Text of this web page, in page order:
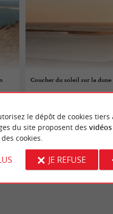
Coucher du soleil sur la
La Teste-de-Buch
le dépôt de cookies tiers
du site proposent des vidéos
cookies.
JE REFUSE